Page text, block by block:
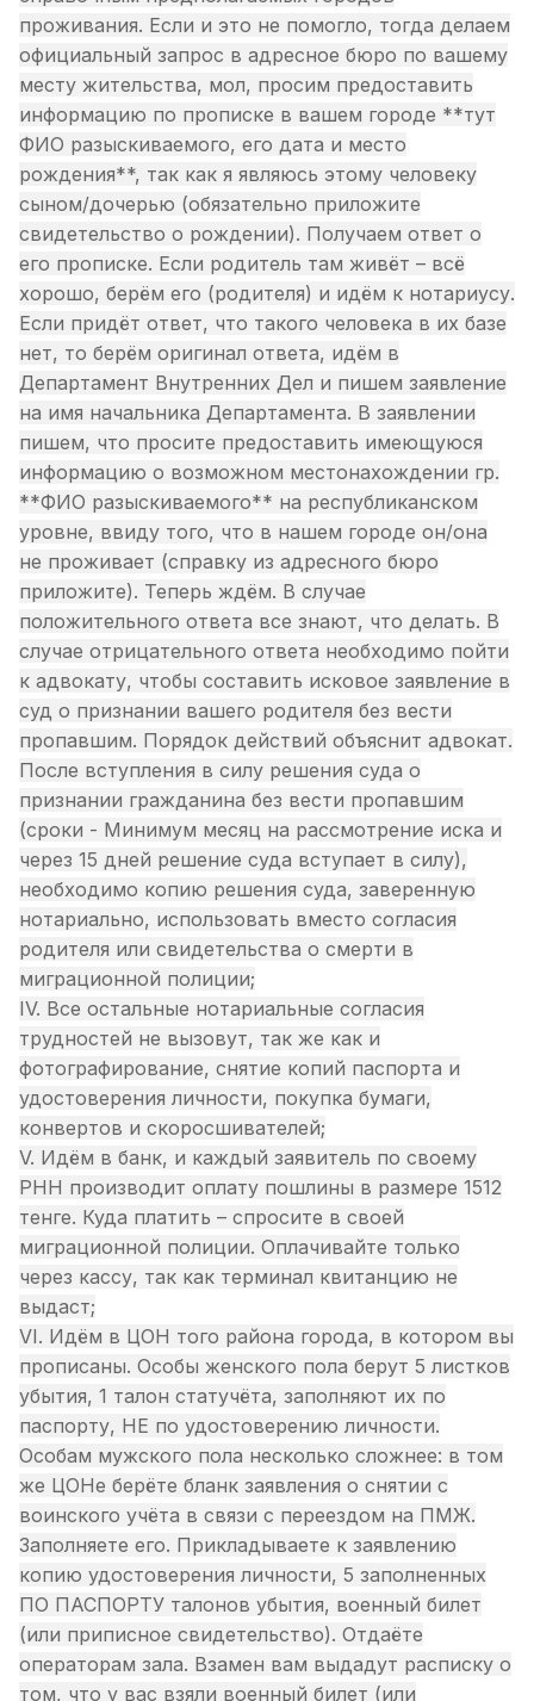
проживания. Если и это не помогло, тогда делаем
официальный запрос в адресное бюро по вашему
месту жительства, мол, просим предоставить
информацию по прописке в вашем городе **тут
ФИО разыскиваемого, его дата и место
рождения**, так как я являюсь этому человеку
сыном/дочерью (обязательно приложите
свидетельство о рождении). Получаем ответ о
его прописке. Если родитель там живёт – всё
хорошо, берём его (родителя) и идём к нотариусу.
Если придёт ответ, что такого человека в их базе
нет, то берём оригинал ответа, идём в
Департамент Внутренних Дел и пишем заявление
на имя начальника Департамента. В заявлении
пишем, что просите предоставить имеющуюся
информацию о возможном местонахождении гр.
**ФИО разыскиваемого** на республиканском
уровне, ввиду того, что в нашем городе он/она
не проживает (справку из адресного бюро
приложите). Теперь ждём. В случае
положительного ответа все знают, что делать. В
случае отрицательного ответа необходимо пойти
к адвокату, чтобы составить исковое заявление в
суд о признании вашего родителя без вести
пропавшим. Порядок действий объяснит адвокат.
После вступления в силу решения суда о
признании гражданина без вести пропавшим
(сроки - Минимум месяц на рассмотрение иска и
через 15 дней решение суда вступает в силу),
необходимо копию решения суда, заверенную
нотариально, использовать вместо согласия
родителя или свидетельства о смерти в
миграционной полиции;
IV. Все остальные нотариальные согласия
трудностей не вызовут, так же как и
фотографирование, снятие копий паспорта и
удостоверения личности, покупка бумаги,
конвертов и скоросшивателей;
V. Идём в банк, и каждый заявитель по своему
РНН производит оплату пошлины в размере 1512
тенге. Куда платить – спросите в своей
миграционной полиции. Оплачивайте только
через кассу, так как терминал квитанцию не
выдаст;
VI. Идём в ЦОН того района города, в котором вы
прописаны. Особы женского пола берут 5 листков
убытия, 1 талон статучёта, заполняют их по
паспорту, НЕ по удостоверению личности.
Особам мужского пола несколько сложнее: в том
же ЦОНе берёте бланк заявления о снятии с
воинского учёта в связи с переездом на ПМЖ.
Заполняете его. Прикладываете к заявлению
копию удостоверения личности, 5 заполненных
ПО ПАСПОРТУ талонов убытия, военный билет
(или приписное свидетельство). Отдаёте
операторам зала. Взамен вам выдадут расписку о
том, что у вас взяли военный билет (или